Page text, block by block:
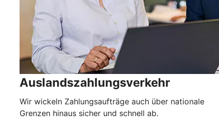
Auslandszahlungsverkehr
Wir wickeln Zahlungsaufträge auch über nationale
Grenzen hinaus sicher und schnell ab.